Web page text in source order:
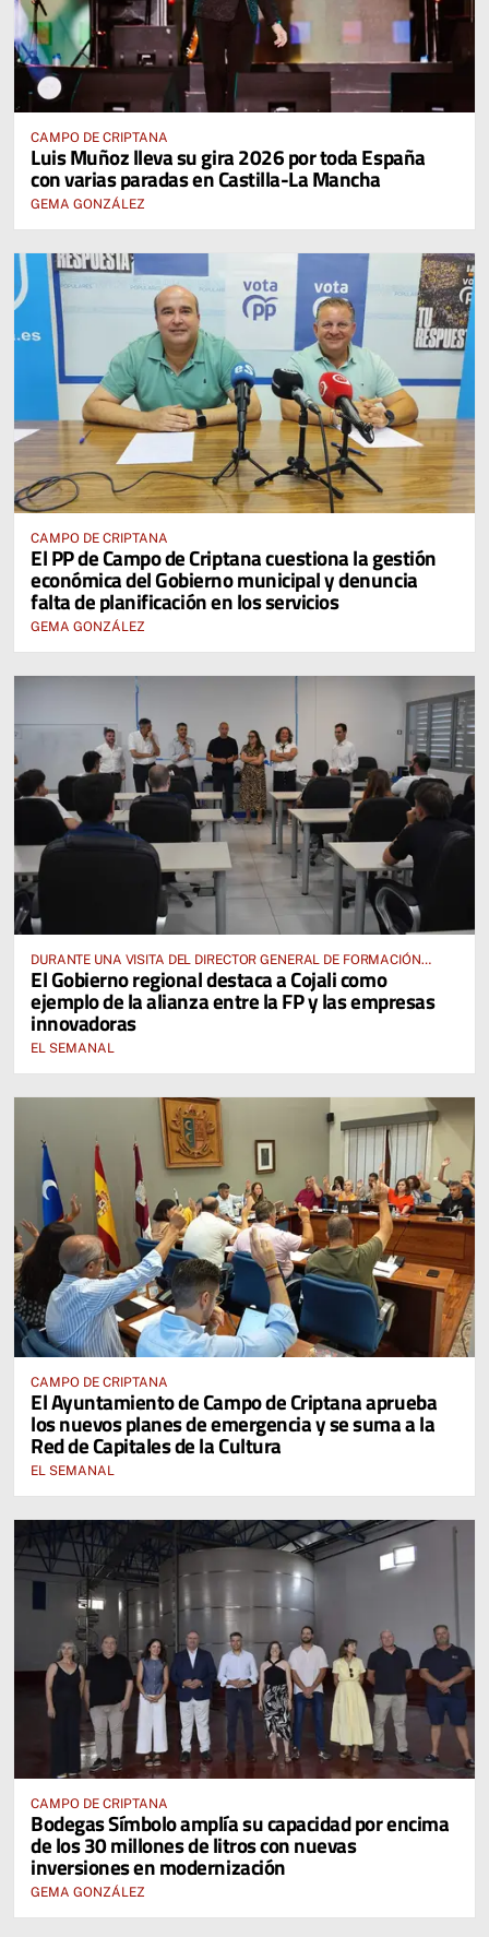
CAMPO DE CRIPTANA
Luis Muñoz lleva su gira 2026 por toda España
con varias paradas en Castilla-La Mancha
GEMA GONZÁLEZ
CAMPO DE CRIPTANA
El PP de Campo de Criptana cuestiona la gestión
económica del Gobierno municipal y denuncia
falta de planificación en los servicios
GEMA GONZÁLEZ
DURANTE UNA VISITA DEL DIRECTOR GENERAL DE FORMACIÓN
PROFESIONAL, JOSÉ RODRIGO CERRILLO
El Gobierno regional destaca a Cojali como
ejemplo de la alianza entre la FP y las empresas
innovadoras
EL SEMANAL
CAMPO DE CRIPTANA
El Ayuntamiento de Campo de Criptana aprueba
los nuevos planes de emergencia y se suma a la
Red de Capitales de la Cultura
EL SEMANAL
CAMPO DE CRIPTANA
Bodegas Símbolo amplía su capacidad por encima
de los 30 millones de litros con nuevas
inversiones en modernización
GEMA GONZÁLEZ